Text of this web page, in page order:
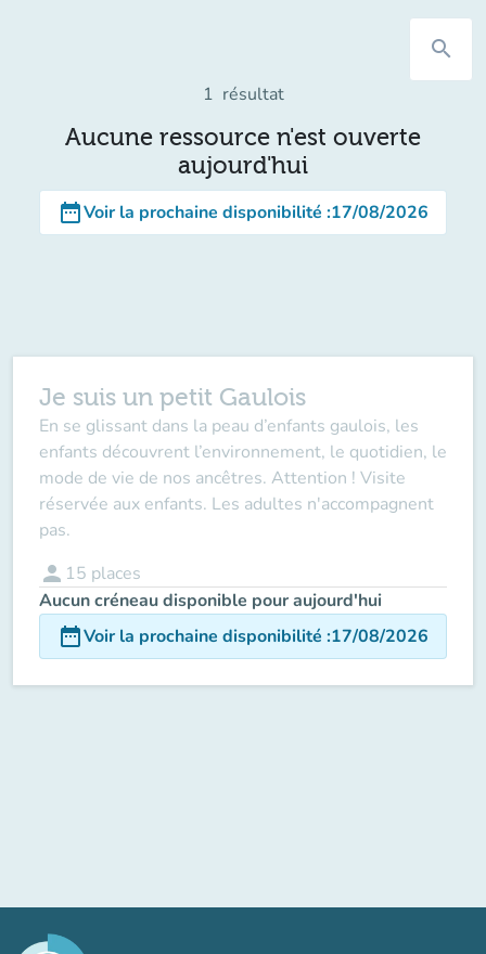
search
1 résultat
Aucune ressource n'est ouverte
aujourd'hui
date_rangeVoir la prochaine disponibilité :17/08/2026
Je suis un petit Gaulois
En se glissant dans la peau d’enfants gaulois, les
enfants découvrent l’environnement, le quotidien, le
mode de vie de nos ancêtres. Attention ! Visite
réservée aux enfants. Les adultes n'accompagnent
pas.
person 15 places
Aucun créneau disponible pour aujourd'hui
date_rangeVoir la prochaine disponibilité :17/08/2026